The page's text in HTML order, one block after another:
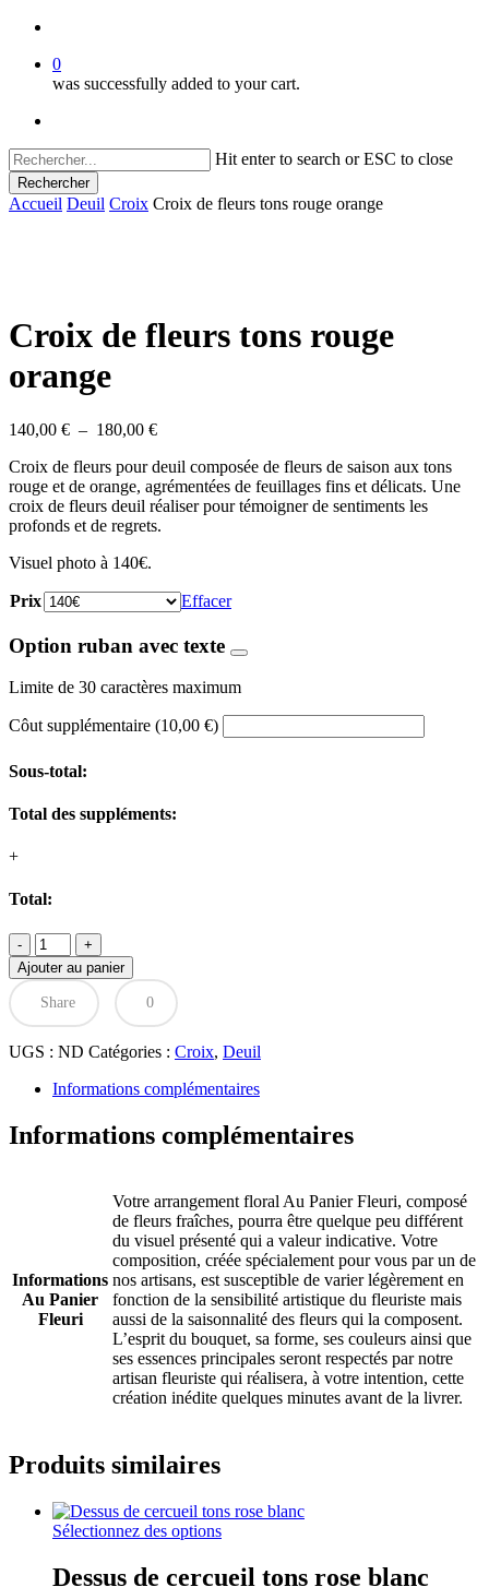
0
was successfully added to your cart.
Hit enter to search or ESC to close
Rechercher
Close
Accueil Deuil Croix Croix de fleurs tons rouge orange
Croix de fleurs tons rouge
orange
140,00 € – 180,00 €Plage
prix :
140,00 €
à
180,00 €
Croix de fleurs pour deuil composée de fleurs de saison aux tons
rouge et de orange, agrémentées de feuillages fins et délicats. Une
croix de fleurs deuil réaliser pour témoigner de sentiments les
profonds et de regrets.
Visuel photo à 140€.
Prix Effacer
Option ruban avec texte
Limite de 30 caractères maximum
Côut supplémentaire (10,00 €)
Sous-total:
Total des suppléments:
+
Total:
quantité
de
Croix
de
rouge
orange
Ajouter au panier
Share 0
UGS : ND Catégories : Croix, Deuil
Informations complémentaires
Informations complémentaires
Informations
Au Panier
Fleuri
Votre arrangement floral Au Panier Fleuri, composé
de fleurs fraîches, pourra être quelque peu différent
du visuel présenté qui a valeur indicative. Votre
composition, créée spécialement pour vous par un de
nos artisans, est susceptible de varier légèrement en
fonction de la sensibilité artistique du fleuriste mais
aussi de la saisonnalité des fleurs qui la composent.
L’esprit du bouquet, sa forme, ses couleurs ainsi que
ses essences principales seront respectés par notre
artisan fleuriste qui réalisera, à votre intention, cette
création inédite quelques minutes avant de la livrer.
Produits similaires
Sélectionnez des optionsCe
Dessus de cercueil tons rose blanc